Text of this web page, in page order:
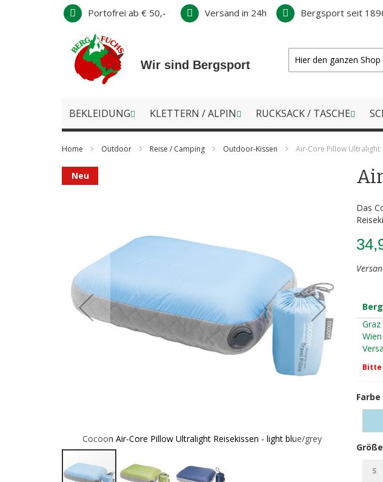
Direkt
Inhalt
Portofrei ab € 50,- Versand in 24h Bergsport seit
Wir sind Bergsport
BEKLEIDUNG KLETTERN / ALPIN RUCKSACK / TASCHE
Home Outdoor Reise / Camping Outdoor-Kissen Air-Core Pillow Ultralight
Zum
Ende
Cocoon Air-Core Pillow Ultralight Reisekissen - light blue/grey
Neu
Das
Graz
Wien
Bitte
Farbe
Größe
S